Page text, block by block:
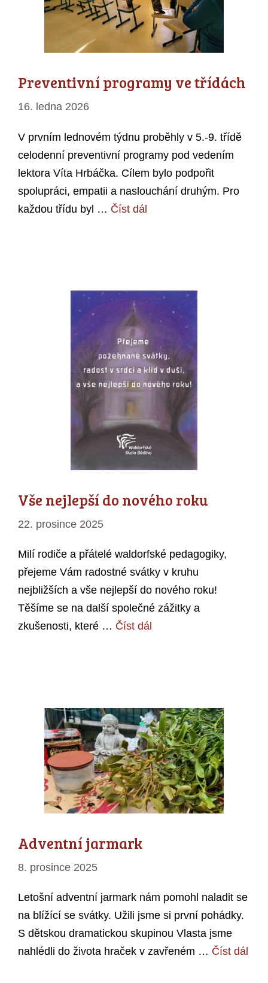
Preventivní programy ve třídách
16. ledna 2026
V prvním lednovém týdnu proběhly v 5.-9. třídě
celodenní preventivní programy pod vedením
lektora Víta Hrbáčka. Cílem bylo podpořit
spolupráci, empatii a naslouchání druhým. Pro
každou třídu byl … Číst dál
Vše nejlepší do nového roku
22. prosince 2025
Milí rodiče a přátelé waldorfské pedagogiky,
přejeme Vám radostné svátky v kruhu
nejbližších a vše nejlepší do nového roku!
Těšíme se na další společné zážitky a
zkušenosti, které … Číst dál
Adventní jarmark
8. prosince 2025
Letošní adventní jarmark nám pomohl naladit se
na blížící se svátky. Užili jsme si první pohádky.
S dětskou dramatickou skupinou Vlasta jsme
nahlédli do života hraček v zavřeném … Číst dál